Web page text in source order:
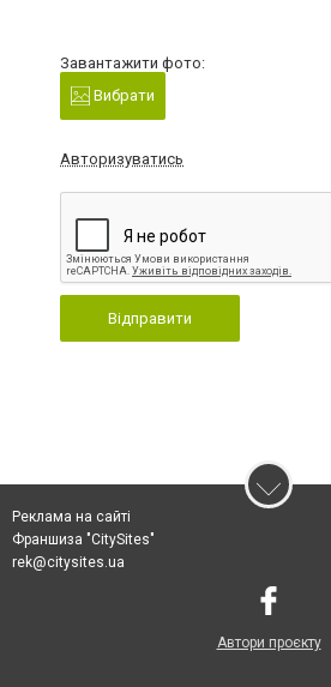
Завантажити фото:
Вибрати
Авторизуватись
Відправити
Реклама на сайті
Франшиза "CitySites"
rek@citysites.ua
Автори проєкту